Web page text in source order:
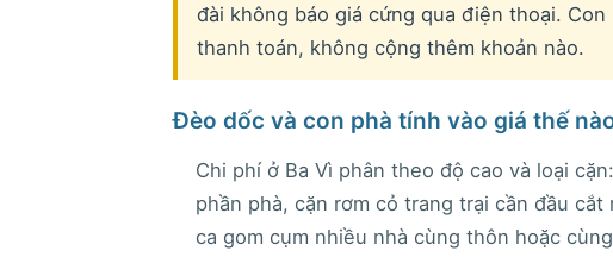
đài không báo giá cứng qua điện thoại.
thanh toán, không cộng thêm khoản nào.
Đèo dốc và con phà tính vào giá thế
Chi phí ở Ba Vì phân theo độ cao và loại
phần phà, cặn rơm cỏ trang trại cần đầu
ca gom cụm nhiều nhà cùng thôn hoặc